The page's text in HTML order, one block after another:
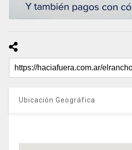
Ubicación Geográfica